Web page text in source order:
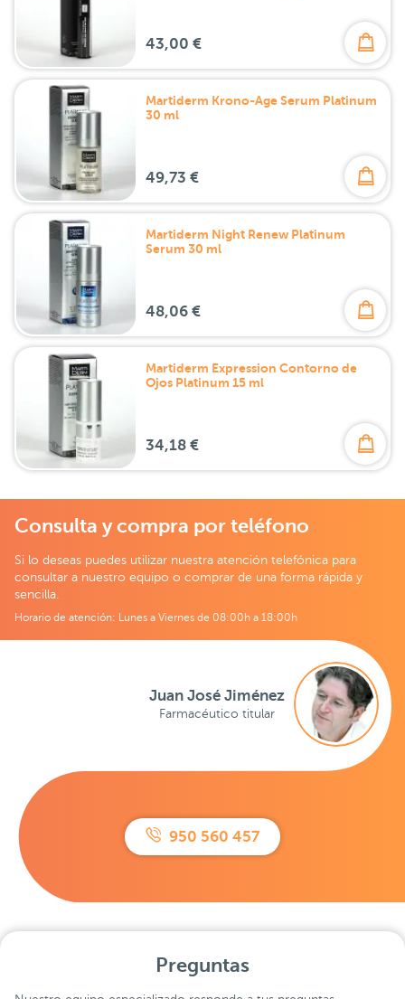
43,00 €
Martiderm Krono-Age Serum Platinum
30 ml
49,73 €
Martiderm Night Renew Platinum
Serum 30 ml
48,06 €
Martiderm Expression Contorno de
Ojos Platinum 15 ml
34,18 €
Consulta y compra por teléfono
Si lo deseas puedes utilizar nuestra atención telefónica para
consultar a nuestro equipo o comprar de una forma rápida y
sencilla.
Horario de atención: Lunes a Viernes de 08:00h a 18:00h
950 560 457
Juan José Jiménez
Farmacéutico titular
Preguntas